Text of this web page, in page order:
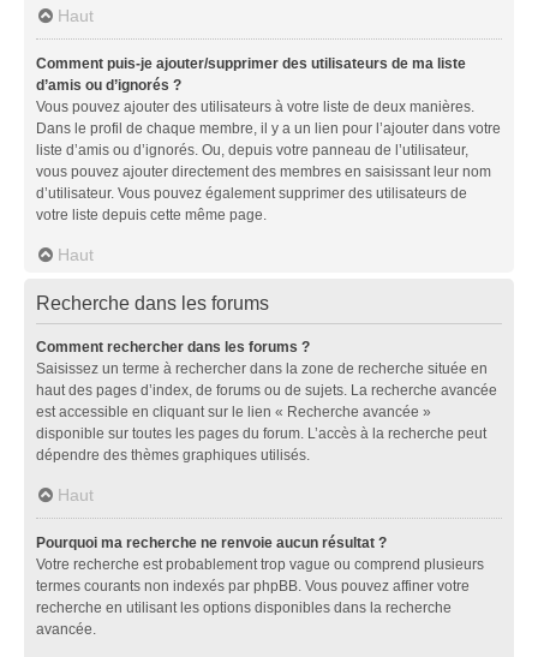
Haut
Comment puis-je ajouter/supprimer des utilisateurs de ma liste
d’amis ou d’ignorés ?
Vous pouvez ajouter des utilisateurs à votre liste de deux manières.
Dans le profil de chaque membre, il y a un lien pour l’ajouter dans votre
liste d’amis ou d’ignorés. Ou, depuis votre panneau de l’utilisateur,
vous pouvez ajouter directement des membres en saisissant leur nom
d’utilisateur. Vous pouvez également supprimer des utilisateurs de
votre liste depuis cette même page.
Haut
Recherche dans les forums
Comment rechercher dans les forums ?
Saisissez un terme à rechercher dans la zone de recherche située en
haut des pages d’index, de forums ou de sujets. La recherche avancée
est accessible en cliquant sur le lien « Recherche avancée »
disponible sur toutes les pages du forum. L’accès à la recherche peut
dépendre des thèmes graphiques utilisés.
Haut
Pourquoi ma recherche ne renvoie aucun résultat ?
Votre recherche est probablement trop vague ou comprend plusieurs
termes courants non indexés par phpBB. Vous pouvez affiner votre
recherche en utilisant les options disponibles dans la recherche
avancée.